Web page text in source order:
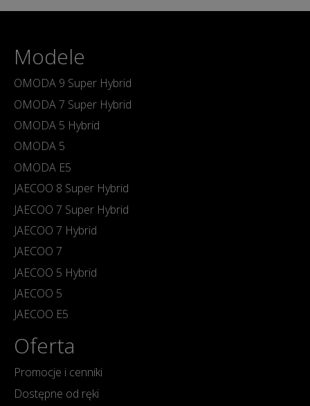
Modele
OMODA 9 Super Hybrid
OMODA 7 Super Hybrid
OMODA 5 Hybrid
OMODA 5
OMODA E5
JAECOO 8 Super Hybrid
JAECOO 7 Super Hybrid
JAECOO 7 Hybrid
JAECOO 7
JAECOO 5 Hybrid
JAECOO 5
JAECOO E5
Oferta
Promocje i cenniki
Dostępne od ręki